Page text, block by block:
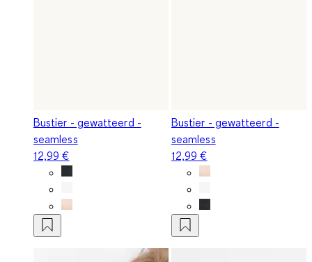
Bustier - gewatteerd -
seamless
12,99 €
Bustier - gewatteerd -
seamless
12,99 €